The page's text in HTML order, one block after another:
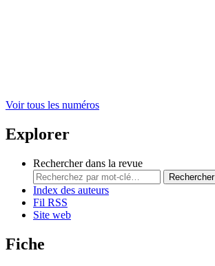
Voir tous les numéros
Explorer
Rechercher dans la revue
Rechercher
Index des auteurs
Fil RSS
Site web
Fiche